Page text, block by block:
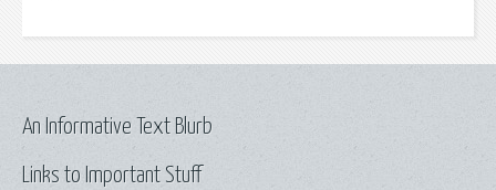
Links to Important Stuff
An Informative Text Blurb